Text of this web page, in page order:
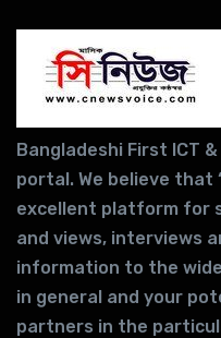
Bangladeshi First ICT
portal. We believe that
excellent platform for
and views, interviews
information to the
in general and your
partners in the